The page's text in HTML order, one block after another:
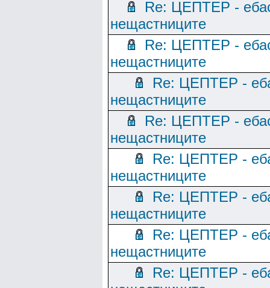
Re: ЦЕПТЕР -
нещастниците
Re: ЦЕПТЕР -
нещастниците
Re: ЦЕПТЕР -
нещастниците
Re: ЦЕПТЕР -
нещастниците
Re: ЦЕПТЕР -
нещастниците
Re: ЦЕПТЕР -
нещастниците
Re: ЦЕПТЕР -
нещастниците
Re: ЦЕПТЕР -